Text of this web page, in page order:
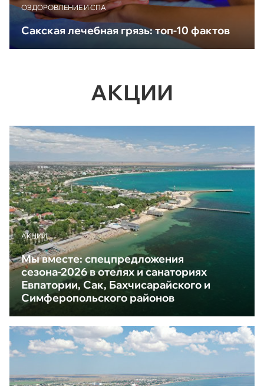
ОЗДОРОВЛЕНИЕ И СПА
Сакская лечебная грязь: топ-10 фактов
АКЦИИ
АКЦИИ
Мы вместе: спецпредложения
сезона-2026 в отелях и санаториях
Евпатории, Сак, Бахчисарайского и
Симферопольского районов